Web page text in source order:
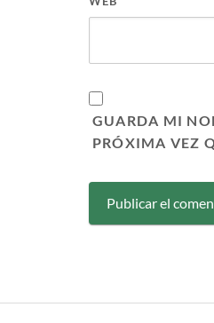
GUARDA MI
PRÓXIMA VEZ